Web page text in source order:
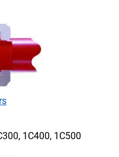
1C400, 1C500